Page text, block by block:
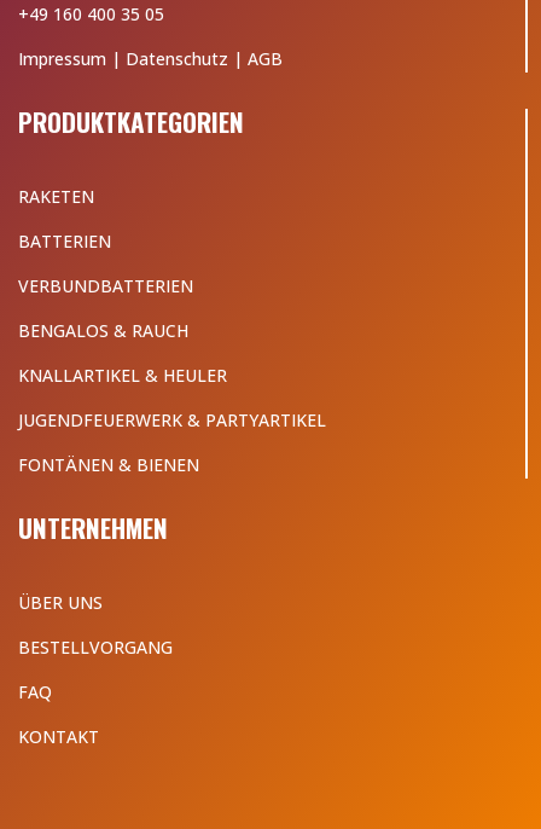
+49 160 400 35 05
Impressum | Datenschutz |AGB
PRODUKTKATEGORIEN
RAKETEN
BATTERIEN
VERBUNDBATTERIEN
BENGALOS & RAUCH
KNALLARTIKEL & HEULER
JUGENDFEUERWERK & PARTYARTIKEL
FONTÄNEN & BIENEN
UNTERNEHMEN
ÜBER UNS
BESTELLVORGANG
FAQ
KONTAKT